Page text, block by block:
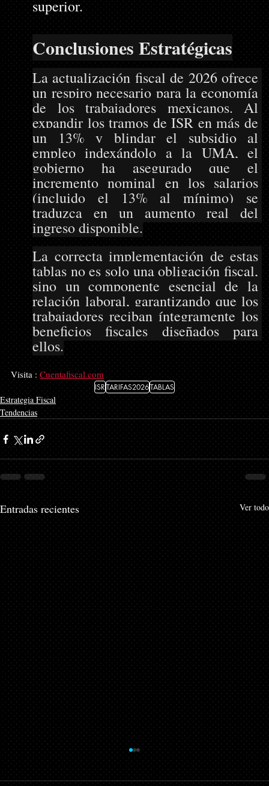
superior.
Conclusiones Estratégicas
La actualización fiscal de 2026 ofrece
un respiro necesario para la economía
de los trabajadores mexicanos. Al
expandir los tramos de ISR en más de
un 13% y blindar el subsidio al
empleo indexándolo a la UMA, el
gobierno ha asegurado que el
incremento nominal en los salarios
(incluido el 13% al mínimo) se
traduzca en un aumento real del
ingreso disponible.
La correcta implementación de estas
tablas no es solo una obligación fiscal,
sino un componente esencial de la
relación laboral, garantizando que los
trabajadores reciban íntegramente los
beneficios fiscales diseñados para
ellos.
Visita : Cuentafiscal.com
ISRTARIFAS2026TABLAS
Estrategia Fiscal
Tendencias
Entradas recientes Ver todo
UMA 2026: Nuevos Valores, Impacto
Fiscal y Laboral